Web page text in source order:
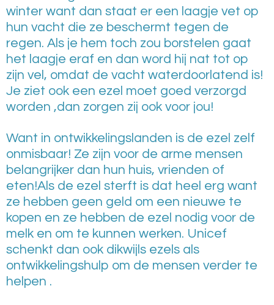
winter want dan staat er een laagje vet op
hun vacht die ze beschermt tegen de
regen. Als je hem toch zou borstelen gaat
het laagje eraf en dan word hij nat tot op
zijn vel, omdat de vacht waterdoorlatend is!
Je ziet ook een ezel moet goed verzorgd
worden ,dan zorgen zij ook voor jou!
Want in ontwikkelingslanden is de ezel zelf
onmisbaar! Ze zijn voor de arme mensen
belangrijker dan hun huis, vrienden of
eten!Als de ezel sterft is dat heel erg want
ze hebben geen geld om een nieuwe te
kopen en ze hebben de ezel nodig voor de
melk en om te kunnen werken. Unicef
schenkt dan ook dikwijls ezels als
ontwikkelingshulp om de mensen verder te
helpen .